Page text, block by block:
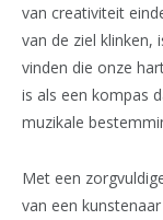
van creativiteit
van de ziel klinken,
vinden die onze
is als een kompas
muzikale
Met een
van een